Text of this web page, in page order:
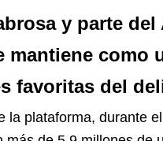
y parte del
mantiene como
favoritas del
la plataforma, durante